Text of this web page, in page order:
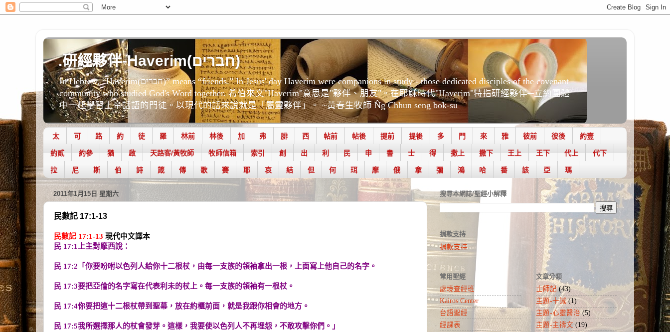
.研經夥伴-Haverim(חברים)
In Hebrew, “Haverim(חברים)” means “friends.” In Jesus' day Haverim were companions in study - those dedicated disciples of the covenant
community who studied God's Word together. 希伯來文"Haverim"意思是"夥伴、朋友"。在耶穌時代"Haverim"特指研經夥伴─立約團體
中一起學習上帝話語的門徒。以現代的話來說就是「屬靈夥伴」。 ~黃春生牧師 N̂g Chhun seng bo̍k-su
太 可 路 約 徒 羅 林前 林後 加 弗 腓 西 帖前 帖後 提前 提後 多 門 來 雅 彼前 彼後 約壹
約貳 約參 猶 啟 天路客/黃牧師 牧師信箱 索引 創 出 利 民 申 書 士 得 撒上 撒下 王上 王下 代上 代下
拉 尼 斯 伯 詩 箴 傳 歌 賽 耶 哀 結 但 何 珥 摩 俄 拿 彌 鴻 哈 番 該 亞 瑪
2011年1月15日 星期六
民數記 17:1-13
民數記 17:1-13 現代中文譯本
民 17:1上主對摩西說：
民 17:2「你要吩咐以色列人給你十二根杖，由每一支族的領袖拿出一根，上面寫上他自己的名字。
民 17:3要把亞倫的名字寫在代表利未的杖上。每一支族的領袖有一根杖。
民 17:4你要把這十二根杖帶到聖幕，放在約櫃前面，就是我跟你相會的地方。
民 17:5我所選擇那人的杖會發芽。這樣，我要使以色列人不再埋怨，不敢攻擊你們。」
搜尋本網誌/聖經小解釋
捐款支持
捐款支持
常用聖經
處境查經班
Kairos Center
台語聖經
經課表
文章分類
士師記 (43)
主題-十誡 (1)
主題-心靈醫治 (5)
主題-主禱文 (19)